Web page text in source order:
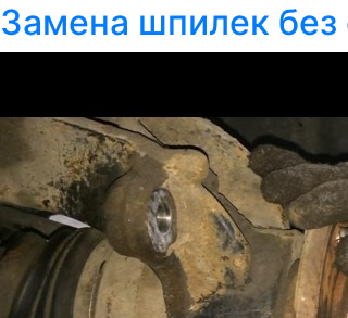
Замена шпилек без